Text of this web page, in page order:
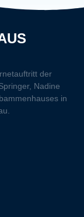
der
Nadine
in